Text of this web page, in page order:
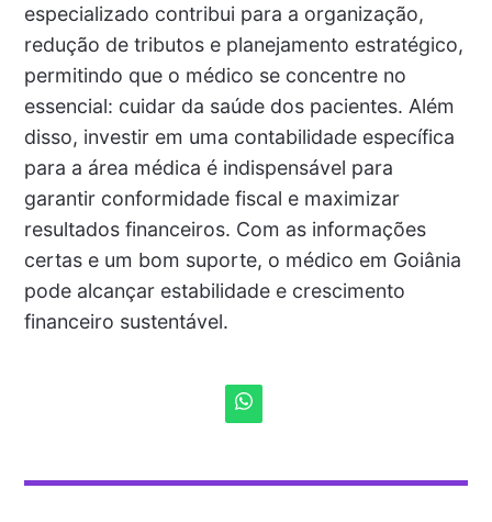
especializado contribui para a organização,
redução de tributos e planejamento estratégico,
permitindo que o médico se concentre no
essencial: cuidar da saúde dos pacientes. Além
disso, investir em uma contabilidade específica
para a área médica é indispensável para
garantir conformidade fiscal e maximizar
resultados financeiros. Com as informações
certas e um bom suporte, o médico em Goiânia
pode alcançar estabilidade e crescimento
financeiro sustentável.